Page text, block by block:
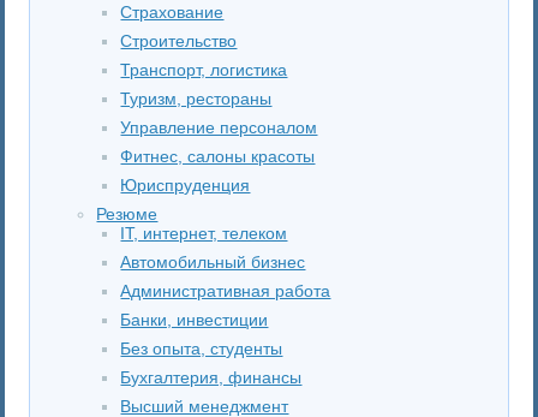
Страхование
Строительство
Транспорт, логистика
Туризм, рестораны
Управление персоналом
Фитнес, салоны красоты
Юриспруденция
Резюме
IT, интернет, телеком
Автомобильный бизнес
Административная работа
Банки, инвестиции
Без опыта, студенты
Бухгалтерия, финансы
Высший менеджмент